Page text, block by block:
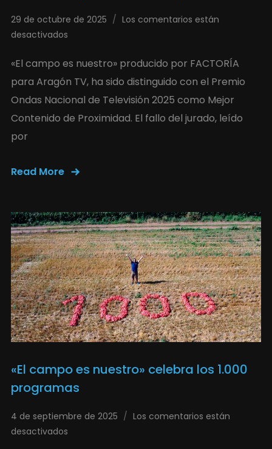
29 de octubre de 2025
Los comentarios están
desactivados
«El campo es nuestro» producido por FACTORÍA
para Aragón TV, ha sido distinguido con el Premio
Ondas Nacional de Televisión 2025 como Mejor
Contenido de Proximidad. El fallo del jurado, leído
por
Read More
«El campo es nuestro» celebra los 1.000
programas
4 de septiembre de 2025
Los comentarios están
desactivados